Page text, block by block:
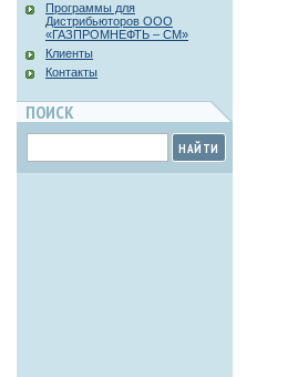
Программы для
Дистрибьюторов ООО
«ГАЗПРОМНЕФТЬ – СМ»
Клиенты
Контакты
ПОИСК
НАЙТИ